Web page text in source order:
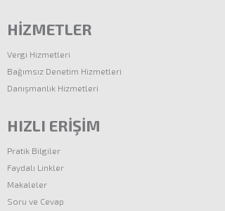
HİZMETLER
Vergi Hizmetleri
Bağımsız Denetim Hizmetleri
Danışmanlık Hizmetleri
HIZLI ERİŞİM
Pratik Bilgiler
Faydalı Linkler
Makaleler
Soru ve Cevap